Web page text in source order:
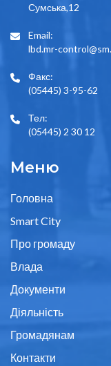
Сумська,12
Email:
lbd.mr-
Факс:
(05445) 3-95-62
Тел:
(05445) 2 30 12
Меню
Головна
Smart City
Про громаду
Влада
Документи
Діяльність
Громадянам
Контакти